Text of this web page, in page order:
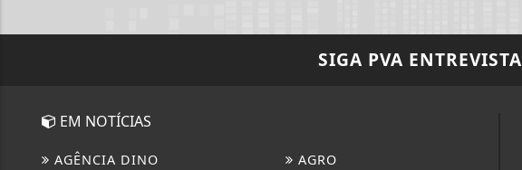
SIGA PVA ENTREVISTA
EM NOTÍCIAS
AGÊNCIA DINO
AGRO